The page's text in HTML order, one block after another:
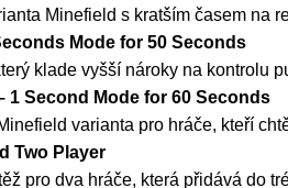
Minefield s kratším časem na
Mode for 50 Seconds
klade vyšší nároky na kontrolu
1 Second Mode for 60 Seconds
varianta pro hráče, kteří
Two Player
pro dva hráče, která přidává do